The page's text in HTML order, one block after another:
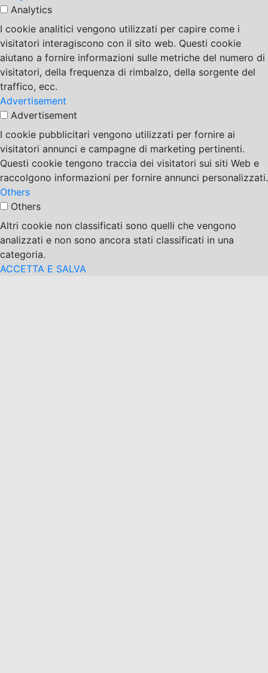
Analytics
I cookie analitici vengono utilizzati per capire come i
visitatori interagiscono con il sito web. Questi cookie
aiutano a fornire informazioni sulle metriche del numero di
visitatori, della frequenza di rimbalzo, della sorgente del
traffico, ecc.
Advertisement
Advertisement
I cookie pubblicitari vengono utilizzati per fornire ai
visitatori annunci e campagne di marketing pertinenti.
Questi cookie tengono traccia dei visitatori sui siti Web e
raccolgono informazioni per fornire annunci personalizzati.
Others
Others
Altri cookie non classificati sono quelli che vengono
analizzati e non sono ancora stati classificati in una
categoria.
ACCETTA E SALVA